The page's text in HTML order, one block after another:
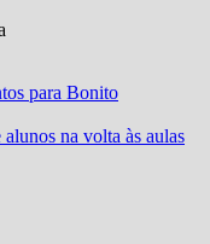
para Bonito
na volta às aulas